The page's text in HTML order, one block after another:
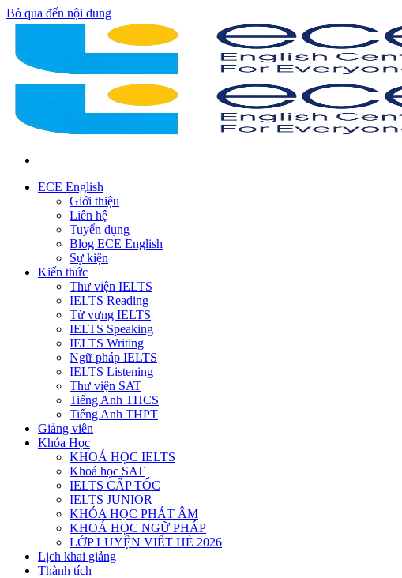
Bỏ qua đến nội dung
ECE English
Giới thiệu
Liên hệ
Tuyển dụng
Blog ECE English
Sự kiện
Kiến thức
Thư viện IELTS
IELTS Reading
Từ vựng IELTS
IELTS Speaking
IELTS Writing
Ngữ pháp IELTS
IELTS Listening
Thư viện SAT
Tiếng Anh THCS
Tiếng Anh THPT
Giảng viên
Khóa Học
KHOÁ HỌC IELTS
Khoá học SAT
IELTS CẤP TỐC
IELTS JUNIOR
KHÓA HỌC PHÁT ÂM
KHOÁ HỌC NGỮ PHÁP
LỚP LUYỆN VIẾT HÈ 2026
Lịch khai giảng
Thành tích